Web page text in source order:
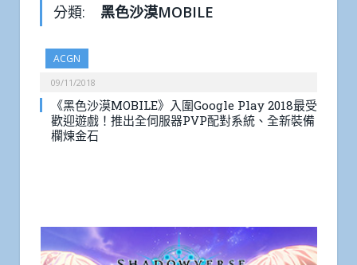
分類: 黑色沙漠MOBILE
ACGN
09/11/2018
《黑色沙漠MOBILE》入圍Google Play 2018最受
歡迎遊戲！推出全伺服器PVP配對系統、全新裝備
欄煉金石